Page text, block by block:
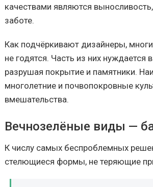
качествами являются
заботе.
Как подчёркивают дизайнеры,
не годятся. Часть из них
разрушая покрытие и памятники.
многолетние и почвопокровные
вмешательства.
Вечнозелёные виды —
К числу самых беспроблемных
стелющиеся формы, не теряющие